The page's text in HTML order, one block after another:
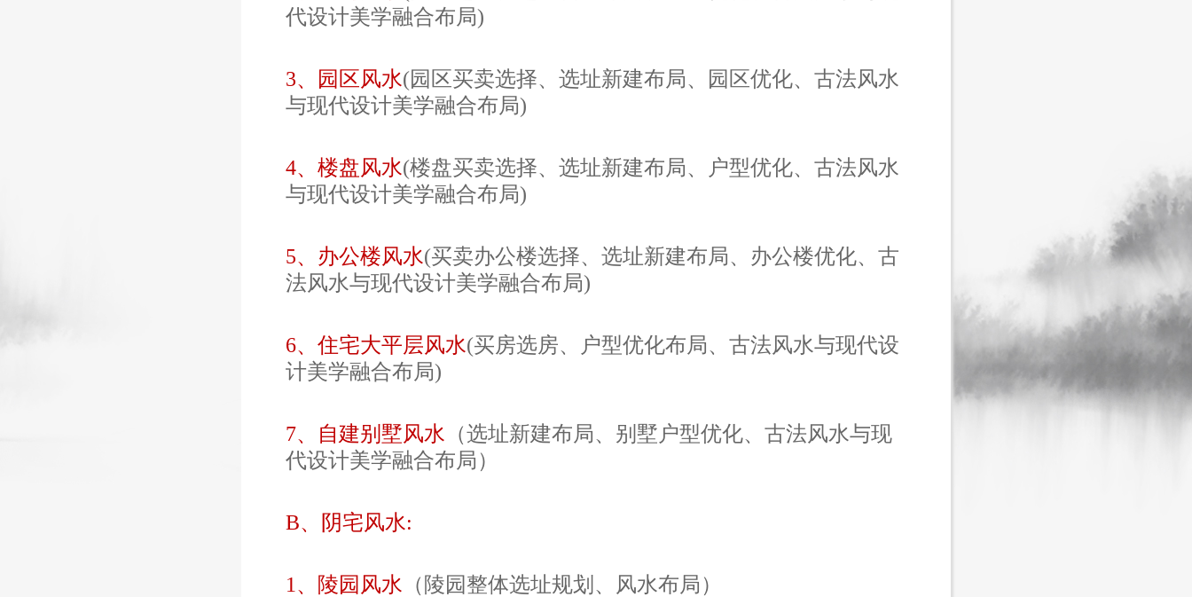
代设计美学融合布局)
3、园区风水(园区买卖选择、选址新建布局、园区优化、古法风水
与现代设计美学融合布局)
4、楼盘风水(楼盘买卖选择、选址新建布局、户型优化、古法风水
与现代设计美学融合布局)
5、办公楼风水(买卖办公楼选择、选址新建布局、办公楼优化、古
法风水与现代设计美学融合布局)
6、住宅大平层风水(买房选房、户型优化布局、古法风水与现代设
计美学融合布局)
7、自建别墅风水 （选址新建布局、别墅户型优化、古法风水与现
代设计美学融合布局）
B、阴宅风水:
1、陵园风水 （陵园整体选址规划、风水布局）